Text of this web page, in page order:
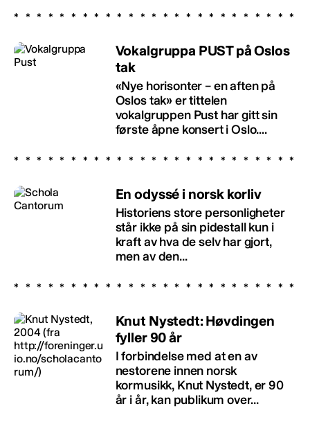
Vokalgruppa PUST på Oslos
tak
«Nye horisonter – en aften på
Oslos tak» er tittelen
vokalgruppen Pust har gitt sin
første åpne konsert i Oslo....
En odyssé i norsk korliv
Historiens store personligheter
står ikke på sin pidestall kun i
kraft av hva de selv har gjort,
men av den...
Knut Nystedt: Høvdingen
fyller 90 år
I forbindelse med at en av
nestorene innen norsk
kormusikk, Knut Nystedt, er 90
år i år, kan publikum over...